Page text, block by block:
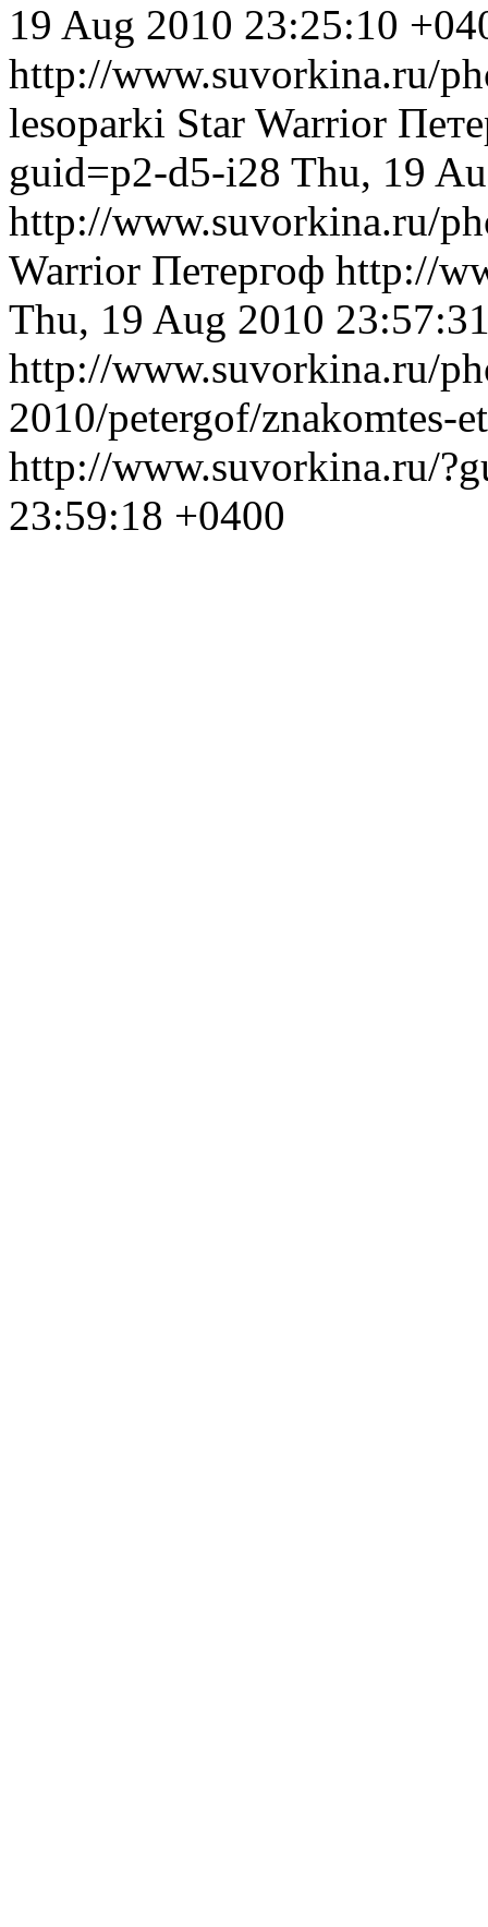
19 Aug 2010 23:25:10
http://www.suvorkina.ru/
lesoparki Star Warrior
guid=p2-d5-i28 Thu, 19
http://www.suvorkina.ru/
Warrior Петергоф http://
Thu, 19 Aug 2010
http://www.suvorkina.ru/
2010/petergof/znakomtes-
http://www.suvorkina.ru/
23:59:18 +0400